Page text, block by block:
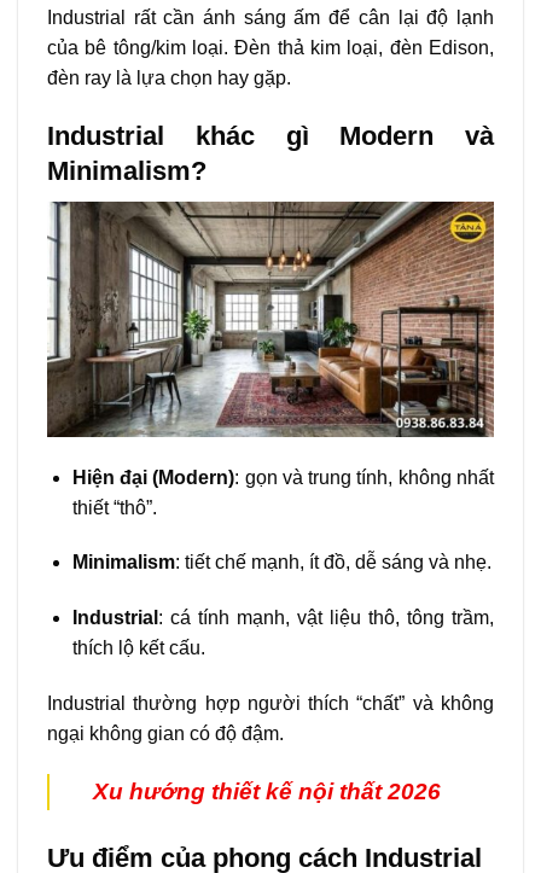
Industrial rất cần ánh sáng ấm để cân lại độ lạnh
của bê tông/kim loại. Đèn thả kim loại, đèn Edison,
đèn ray là lựa chọn hay gặp.
Industrial khác gì Modern và
Minimalism?
Hiện đại (Modern): gọn và trung tính, không nhất
thiết “thô”.
Minimalism: tiết chế mạnh, ít đồ, dễ sáng và nhẹ.
Industrial : cá tính mạnh, vật liệu thô, tông trầm,
thích lộ kết cấu.
Industrial thường hợp người thích “chất” và không
ngại không gian có độ đậm.
Xu hướng thiết kế nội thất 2026
Ưu điểm của phong cách Industrial